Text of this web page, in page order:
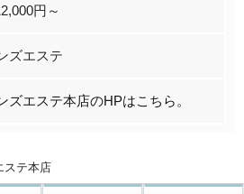
円～
ズエステ
ズエステ本店のHPはこちら。
ステ本店